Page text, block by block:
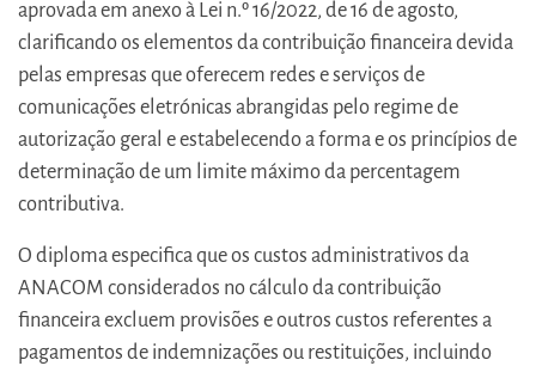
aprovada em anexo à Lei n.º 16/2022, de 16 de agosto,
clarificando os elementos da contribuição financeira devida
pelas empresas que oferecem redes e serviços de
comunicações eletrónicas abrangidas pelo regime de
autorização geral e estabelecendo a forma e os princípios de
determinação de um limite máximo da percentagem
contributiva.
O diploma especifica que os custos administrativos da
ANACOM considerados no cálculo da contribuição
financeira excluem provisões e outros custos referentes a
pagamentos de indemnizações ou restituições, incluindo